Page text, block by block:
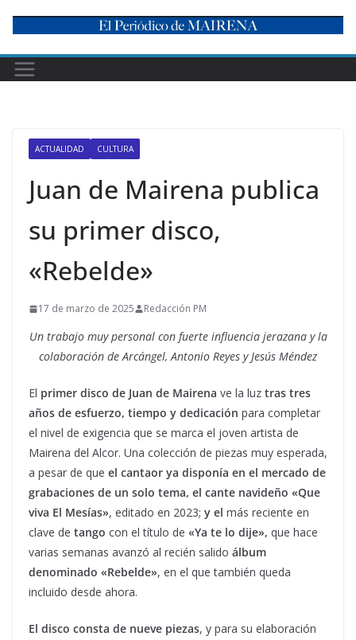
content
ACTUALIDAD CULTURA
Juan de Mairena publica
su primer disco,
«Rebelde»
17 de marzo de 2025 Redacción PM
Un trabajo muy personal con fuerte influencia jerazana y la
colaboración de Arcángel, Antonio Reyes y Jesús Méndez
El primer disco de Juan de Mairena ve la luz tras tres
años de esfuerzo, tiempo y dedicación para completar
el nivel de exigencia que se marca el joven artista de
Mairena del Alcor. Una colección de piezas muy esperada,
a pesar de que el cantaor ya disponía en el mercado de
grabaciones de un solo tema, el cante navideño «Que
viva El Mesías», editado en 2023; y el más reciente en
clave de tango con el título de «Ya te lo dije», que hace
varias semanas avanzó al recién salido álbum
denominado «Rebelde», en el que también queda
incluido desde ahora.
El disco consta de nueve piezas, y para su elaboración